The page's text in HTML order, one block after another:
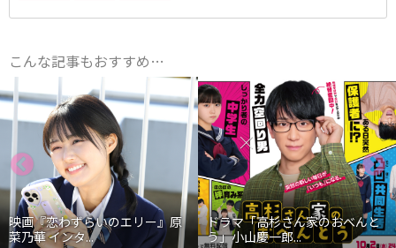
こんな記事もおすすめ…
映画『恋わずらいのエリー』原
菜乃華 インタ...
ドラマ「高杉さん家のおべんと
う」小山慶一郎...